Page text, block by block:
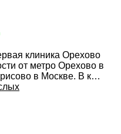
клиника Орехово
от метро Орехово в
в Москве. В к…